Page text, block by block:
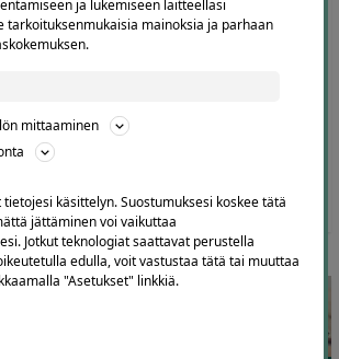
%
€
aloittelijoille | -95 %
186,92€ 9,99 €
ja lukemiseen laitteellasi
tarkoituksenmukaisia mainoksia ja parhaan
mittaaminen
käsittelyn. Suostumuksesi koskee tätä
jättäminen voi vaikuttaa
Jotkut teknologiat saattavat perustella
edulla, voit vastustaa tätä tai muuttaa
"Asetukset" linkkiä.